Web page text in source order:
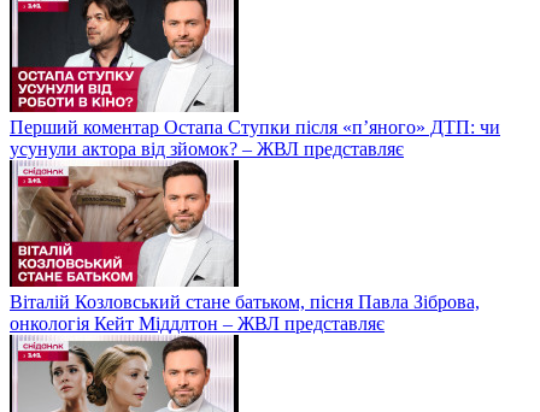
Перший коментар Остапа Ступки після «п’яного» ДТП: чи
усунули актора від зйомок? – ЖВЛ представляє
Віталій Козловський стане батьком, пісня Павла Зіброва,
онкологія Кейт Міддлтон – ЖВЛ представляє